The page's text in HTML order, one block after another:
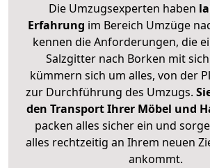
Die Umzugsexperten haben
Erfahrung im Bereich Umzüge
kennen die Anforderungen, die
Salzgitter nach Borken mit
kümmern sich um alles, von der
zur Durchführung des Umzugs.
den Transport Ihrer Möbel und
packen alles sicher ein und
alles rechtzeitig an Ihrem neuen
ankommt.